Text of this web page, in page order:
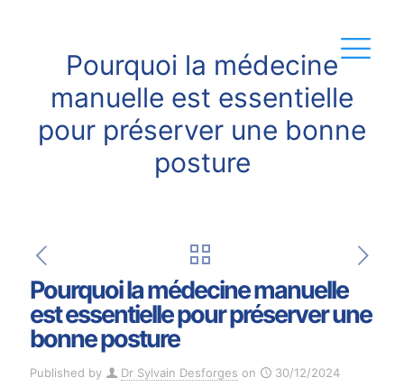
Pourquoi la médecine
manuelle est essentielle
pour préserver une bonne
posture
Pourquoi la médecine manuelle
est essentielle pour préserver une
bonne posture
Published by Dr Sylvain Desforges on 30/12/2024